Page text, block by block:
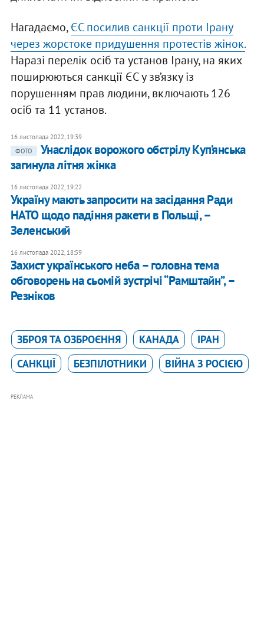
Нагадаємо,ЄС посилив санкції проти Ірану
через жорстоке придушення протестів жінок.
Наразі перелік осіб та установ Ірану, на яких
поширюються санкції ЄС у зв’язку із
порушенням прав людини, включають 126
осіб та 11 установ.
16 листопада 2022, 19:39
ФОТО
Унаслідок ворожого обстрілу Куп’янська
загинула літня жінка
16 листопада 2022, 19:22
Україну мають запросити на засідання Ради
НАТО щодо падіння ракети в Польщі, –
Зеленський
16 листопада 2022, 18:59
Захист українського неба – головна тема
обговорень на сьомій зустрічі “Рамштайн”, –
Резніков
ЗБРОЯ ТА ОЗБРОЄННЯ КАНАДА
ІРАН
САНКЦІЇ
БЕЗПІЛОТНИКИ ВІЙНА З РОСІЄЮ
РЕКЛАМА